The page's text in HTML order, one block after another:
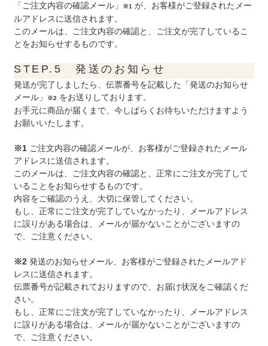
「ご注文内容の確認メール」 ※1 が、お客様がご登録されたメー
ルアドレスに送信されます。
このメールは、ご注文内容の確認と、ご注文が完了しているこ
とをお知らせするものです。
STEP.5 発送のお知らせ
発送が完了しましたら、伝票番号を記載した「発送のお知らせ
メール」
※2 をお送りしております。
お手元に商品が届くまで、今しばらくお待ちいただけますよう
お願いいたします。
※1 ご注文内容の確認メールが、お客様がご登録されたメール
アドレスに送信されます。
このメールは、ご注文内容の確認と、正常にご注文が完了して
いることをお知らせするものです。
内容をご確認のうえ、大切に保管してください。
もし、正常にご注文が完了していなかったり、メールアドレス
に誤りがある場合は、メールが届かないことがございますの
で、ご注意ください。
※2 発送のお知らせメール、お客様がご登録されたメールアド
レスに送信されます。
伝票番号が記載されておりますので、お届け状況をご確認くだ
さい。
もし、正常にご注文が完了していなかったり、メールアドレス
に誤りがある場合は、メールが届かないことがございますの
で、ご注意ください。